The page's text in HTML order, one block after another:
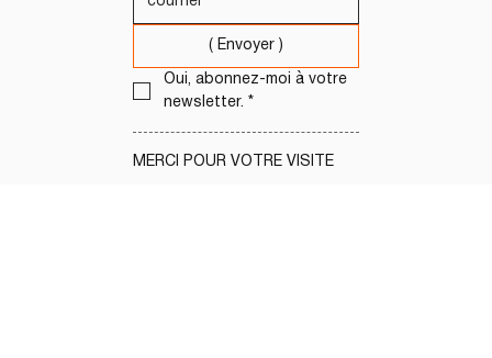
( Envoyer )
Oui, abonnez-moi à votre
newsletter. *
MERCI POUR VOTRE VISITE